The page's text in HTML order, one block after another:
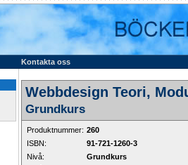
Kontakta oss
Webbdesign Teori,
Grundkurs
Produktnummer: 260
ISBN:
91-721-1260-3
Nivå:
Grundkurs